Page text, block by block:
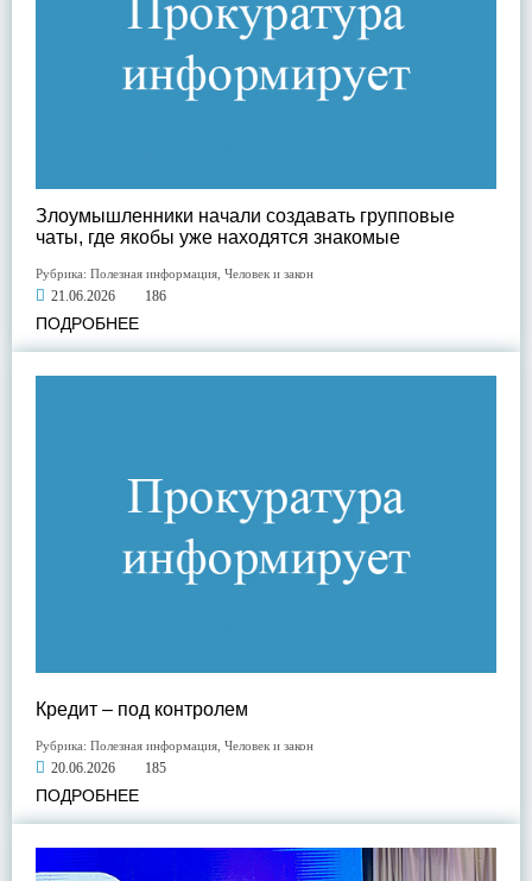
Злоумышленники начали создавать групповые
чаты, где якобы уже находятся знакомые
Рубрика: Полезная информация Человек и закон
21.06.2026 186
ПОДРОБНЕЕ
Кредит – под контролем
Рубрика: Полезная информация Человек и закон
20.06.2026 185
ПОДРОБНЕЕ